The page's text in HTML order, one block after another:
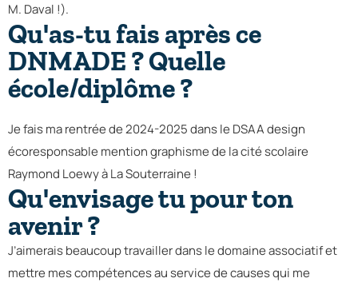
M. Daval !).
Qu'as-tu fais après ce
DNMADE ? Quelle
école/diplôme ?
Je fais ma rentrée de 2024-2025 dans le DSAA design
écoresponsable mention graphisme de la cité scolaire
Raymond Loewy à La Souterraine !
Qu'envisage tu pour ton
avenir ?
J’aimerais beaucoup travailler dans le domaine associatif et
mettre mes compétences au service de causes qui me